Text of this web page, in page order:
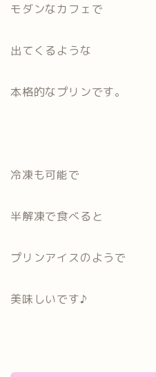
モダンなカフェで
出てくるような
本格的なプリンです。
冷凍も可能で
半解凍で食べると
プリンアイスのようで
美味しいです♪